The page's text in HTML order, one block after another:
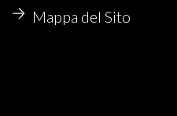
Mappa del Sito